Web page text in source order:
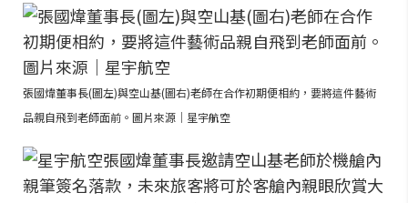
張國煒董事長(圖左)與空山基(圖右)老師在合作初期便相約，要將這件藝術
品親自飛到老師面前。圖片來源｜星宇航空